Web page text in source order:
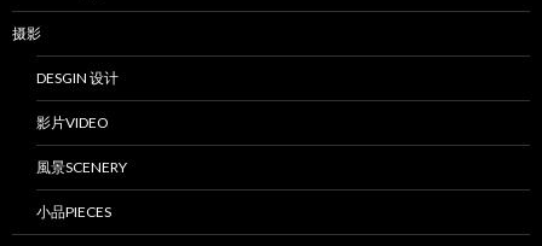
摄影
DESGIN 设计
影片VIDEO
風景SCENERY
小品PIECES